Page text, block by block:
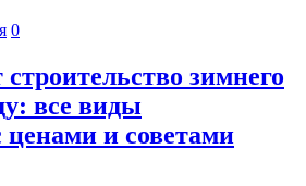
0
зимнего
все виды
ценами и советами